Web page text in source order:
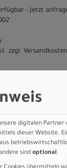
- Jetzt
zzgl.
RC
- XS
Werktagen
digitalen Partner
dieser Website.
sind optional.